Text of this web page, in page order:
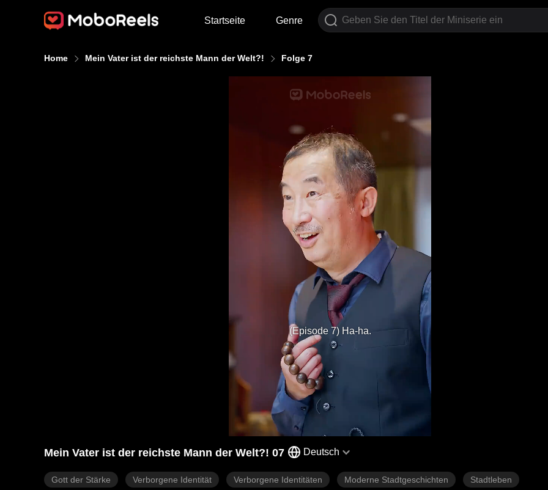
Startseite Genre
Home Mein Vater ist der reichste Mann der Welt?! Folge 7
(Episode 7) Ha-ha.
Mein Vater ist der reichste Mann der Welt?! 07 Deutsch
Gott der Stärke Verborgene Identität Verborgene Identitäten Moderne Stadtgeschichten Stadtleben